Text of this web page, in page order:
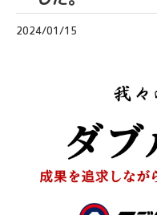
2024/01/15